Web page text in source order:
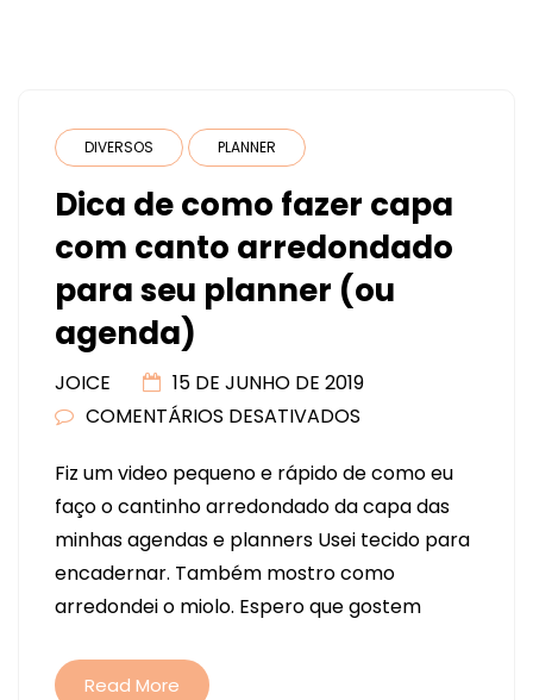
DIVERSOS PLANNER
Dica de como fazer capa
com canto arredondado
para seu planner (ou
agenda)
JOICE
15 DE JUNHO DE 2019
COMENTÁRIOS DESATIVADOS
DE
COMO
FAZER
CAPA
COM
Fiz um video pequeno e rápido de como eu
faço o cantinho arredondado da capa das
minhas agendas e planners Usei tecido para
encadernar. Também mostro como
arredondei o miolo. Espero que gostem
Read More